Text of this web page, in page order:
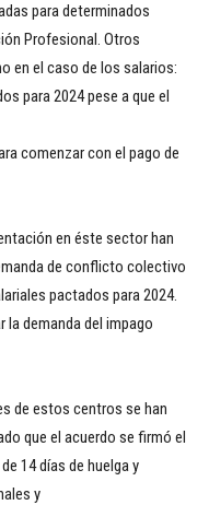
para determinados
Profesional. Otros
en el caso de los salarios:
para 2024 pese a que el
comenzar con el pago de
en éste sector han
de conflicto colectivo
pactados para 2024.
la demanda del impago
de estos centros se han
que el acuerdo se firmó el
14 días de huelga y
y